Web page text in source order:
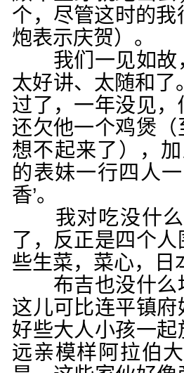
个，尽管这时的我
炮表示庆贺）。
我们一见如故
太好讲、太随和了
过了，一年没见
还欠他一个鸡煲
想不起来了），
的表妹一行四人
香’。
我对吃没什么
了，反正是四个
些生菜，菜心，日
布吉也没什么
这儿可比连平镇
好些大人小孩一
远亲模样阿拉伯